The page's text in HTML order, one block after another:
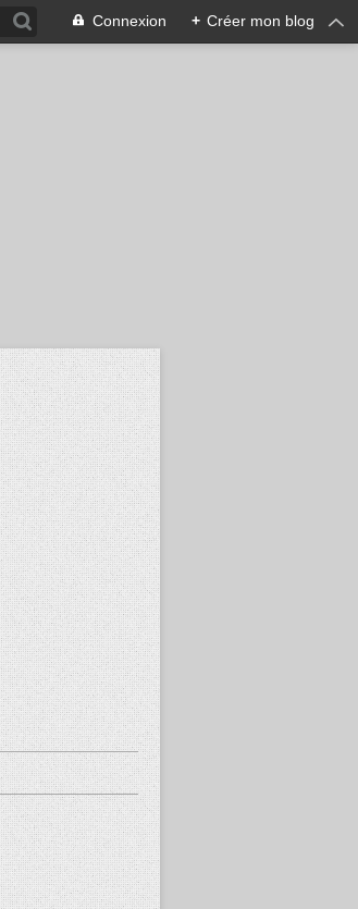
Connexion + Créer mon blog